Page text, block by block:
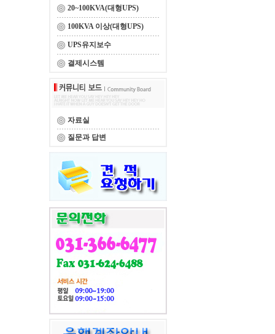
20~100KVA(대형UPS)
100KVA 이상(대형UPS)
UPS유지보수
결제시스템
자료실
질문과 답변